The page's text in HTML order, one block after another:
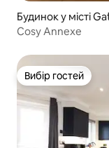
Будинок у місті
Cosy Annexe
Вибір гостей
Вибір гостей